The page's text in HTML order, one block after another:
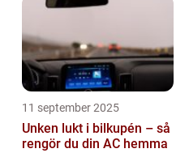
11 september 2025
Unken lukt i bilkupén – så
rengör du din AC hemma